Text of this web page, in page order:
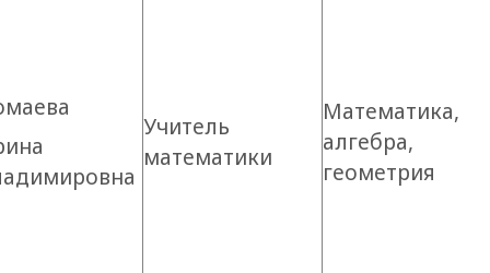
Учитель
математики
Математика,
алгебра,
геометрия